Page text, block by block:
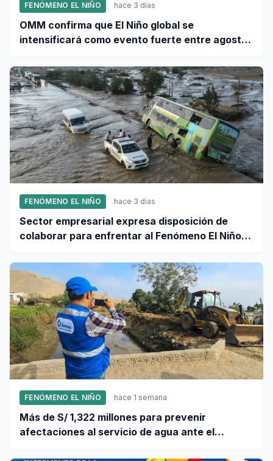
FENÓMENO EL NIÑO hace 3 días
OMM confirma que El Niño global se
intensificará como evento fuerte entre agosto
FENÓMENO EL NIÑO hace 3 días
Sector empresarial expresa disposición de
colaborar para enfrentar al Fenómeno El Niño,
FENÓMENO EL NIÑO hace 1 semana
Más de S/ 1,322 millones para prevenir
afectaciones al servicio de agua ante el